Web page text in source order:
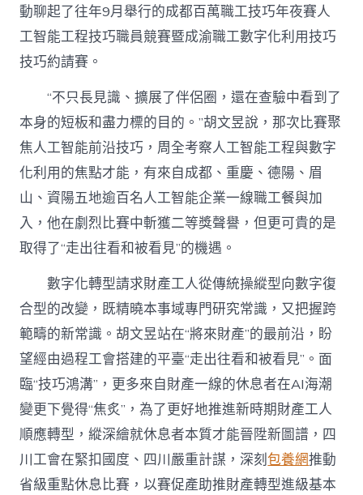
動聊起了往年9月舉行的成都百萬職工技巧年夜賽人
工智能工程技巧職員競賽暨成渝職工數字化利用技巧
技巧約請賽。
“不只長見識、擴展了伴侶圈，還在查驗中看到了
本身的短板和盡力標的目的。”胡文昱說，那次比賽聚
焦人工智能前沿技巧，周全考察人工智能工程與數字
化利用的焦點才能，有來自成都、重慶、德陽、眉
山、資陽五地逾百名人工智能企業一線職工餐與加
入，他在劇烈比賽中斬獲二等獎聲譽，但更可貴的是
取得了“走出往看和被看見”的機遇。
數字化轉型請求財產工人從傳統操縱型向數字復
合型的改變，既精曉本事域專門研究常識，又把握跨
範疇的新常識。胡文昱站在“將來財產”的最前沿，盼
望經由過程工會搭建的平臺“走出往看和被看見”。面
臨“技巧鴻溝”，更多來自財產一線的休息者在AI海潮
變更下覺得“焦炙”，為了更好地推進新時期財產工人
順應轉型，縱深繪就休息者本質才能晉陞新圖譜，四
川工會在緊扣國度、四川嚴重計謀，深刻包養網推動
省級重點休息比賽，以賽促產助推財產轉型進級基本